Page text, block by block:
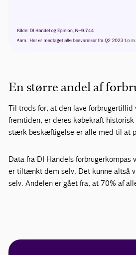
En større andel af
Til trods for, at den lave
fremtiden, er deres købekraft
stærk beskæftigelse er alle med til at
Data fra DI Handels forbrugerkompas
er tiltænkt dem selv. Det kunne altså
selv. Andelen er gået fra, at 70% af